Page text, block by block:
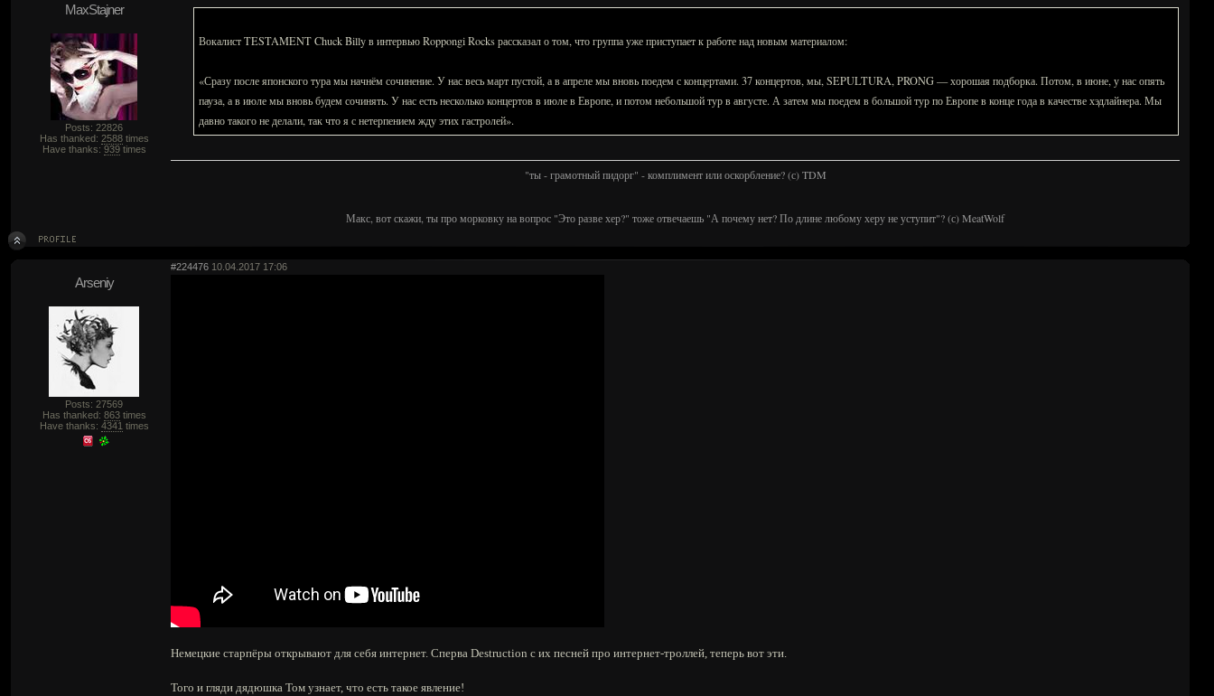
MaxStajner
Posts: 22826
Has thanked: 2588times
Have thanks: 939times
Вокалист TESTAMENT Chuck Billy в интервью Roppongi Rocks рассказал о том, что группа уже приступает к работе над новым материалом:
«Сразу после японского тура мы начнём сочинение. У нас весь март пустой, а в апреле мы вновь поедем с концертами. 37 концертов, мы, SEPULTURA, PRONG — хорошая подборка. Потом, в июне, у нас опять
пауза, а в июле мы вновь будем сочинять. У нас есть несколько концертов в июле в Европе, и потом небольшой тур в августе. А затем мы поедем в большой тур по Европе в конце года в качестве хэдлайнера. Мы
давно такого не делали, так что я с нетерпением жду этих гастролей».
"ты - грамотный пидорг" - комплимент или оскорбление? (с) TDM
Макс, вот скажи, ты про морковку на вопрос "Это разве хер?" тоже отвечаешь "А почему нет? По длине любому херу не уступит"? (с) MeatWolf
#224476 10.04.2017 17:06
Arseniy
Posts: 27569
Has thanked: 863times
Have thanks: 4341 times
Немецкие старпёры открывают для себя интернет. Сперва Destruction с их песней про интернет-троллей, теперь вот эти.
Того и гляди дядюшка Том узнает, что есть такое явление!